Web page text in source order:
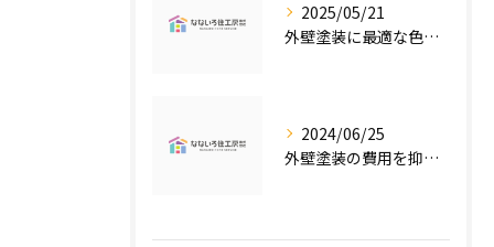
2025/05/21
外壁塗装に最適な色の選び方
2024/06/25
外壁塗装の費用を抑えたい人必見！低価格で高品質な外壁塗装工事のポイントとは？